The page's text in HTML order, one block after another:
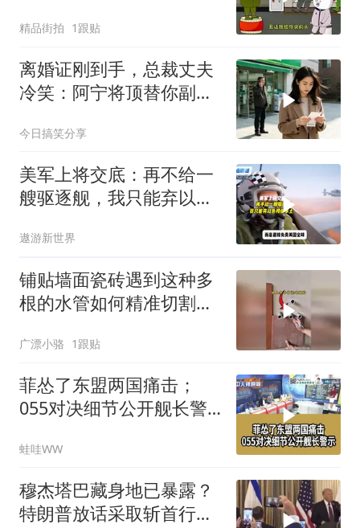
精品街拍 1跟贴
离婚证刚到手，总裁丈夫
冷笑：阿宁将顶替你副总
今日搞笑分享
美军上将交底：再不给一
艘驱逐舰，我只能弃以色
遨游新世界
铺贴墙面瓷砖遇到这种多
根的水管如何精准切割开
广漂小骆 1跟贴
菲怂了东盟两国痛击；
055对决细节公开舰长警
冰｜辣晚报20260805
蛙哇WW
穆杰塔巴藏身地已暴露？
特朗普放话采取斩首行